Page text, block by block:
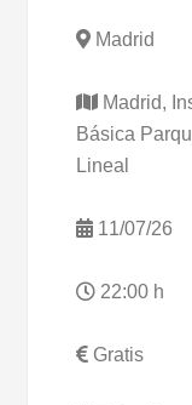
Madrid
Madrid,
Básica
Lineal
11/07/26
22:00 h
Gratis